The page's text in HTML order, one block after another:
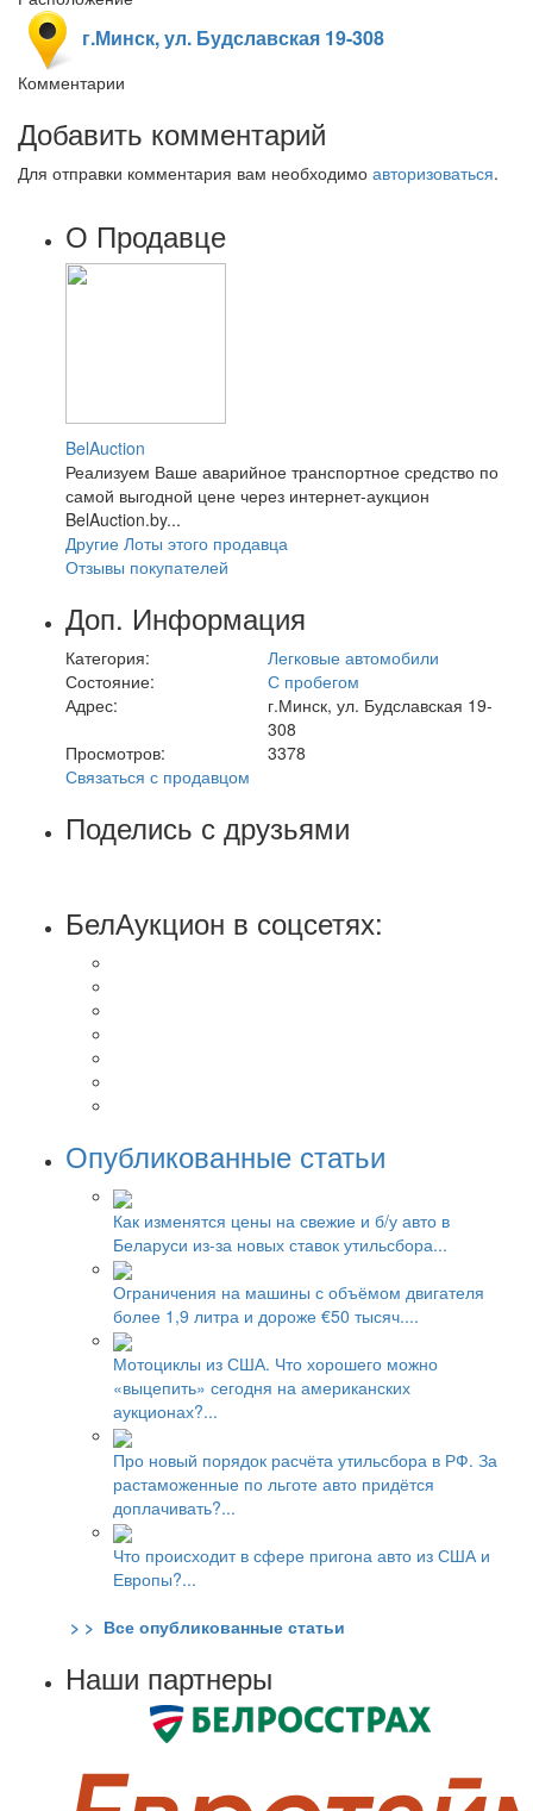
г.Минск, ул. Будславская 19-308
Комментарии
Добавить комментарий
Для отправки комментария вам необходимо авторизоваться.
О Продавце
BelAuction
Реализуем Ваше аварийное транспортное средство по
самой выгодной цене через интернет-аукцион
BelAuction.by...
Другие Лоты этого продавца
Отзывы покупателей
Доп. Информация
Категория:
Легковые автомобили
Состояние:
С пробегом
Адрес:
г.Минск, ул. Будславская 19-
308
Просмотров:
3378
Связаться с продавцом
Поделись с друзьями
БелАукцион в соцсетях:
Опубликованные статьи
Как изменятся цены на свежие и б/у авто в
Беларуси из-за новых ставок утильсбора...
Ограничения на машины с объёмом двигателя
более 1,9 литра и дороже €50 тысяч....
Мотоциклы из США. Что хорошего можно
«выцепить» сегодня на американских
аукционах?...
Про новый порядок расчёта утильсбора в РФ. За
растаможенные по льготе авто придётся
доплачивать?...
Что происходит в сфере пригона авто из США и
Европы?...
> > Все опубликованные статьи
Наши партнеры